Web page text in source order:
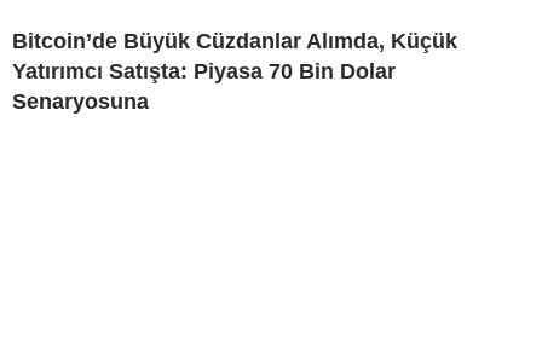
Bitcoin’de Büyük Cüzdanlar Alımda, Küçük
Yatırımcı Satışta: Piyasa 70 Bin Dolar
Senaryosuna